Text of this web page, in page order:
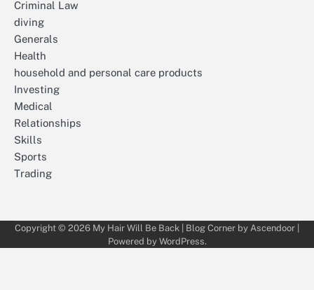
Criminal Law
diving
Generals
Health
household and personal care products
Investing
Medical
Relationships
Skills
Sports
Trading
Copyright © 2026 My Hair Will Be Back | Blog Corner by Ascendoor
Powered by WordPress.